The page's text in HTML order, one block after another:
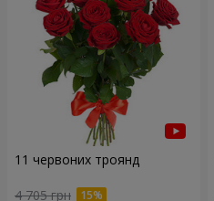
11 червоних троянд
4 705 грн